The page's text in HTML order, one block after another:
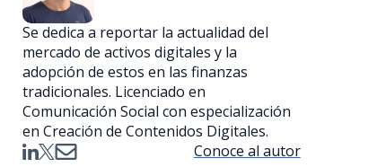
Se dedica a reportar la actualidad del
mercado de activos digitales y la
adopción de estos en las finanzas
tradicionales. Licenciado en
Comunicación Social con especialización
en Creación de Contenidos Digitales.
Conoce al autor